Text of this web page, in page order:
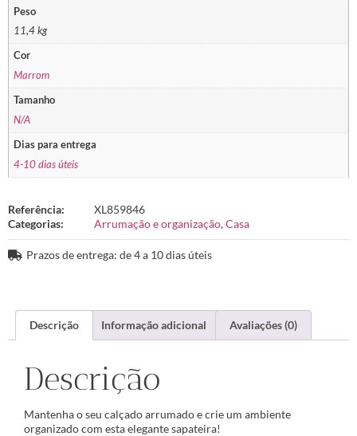
Peso
11,4 kg
Cor
Marrom
Tamanho
N/A
Dias para entrega
4-10 dias úteis
Referência:
XL859846
Categorias:
Arrumação e organização,Casa
Prazos de entrega: de 4 a 10 dias úteis
Descrição Informação adicional Avaliações (0)
Descrição
Mantenha o seu calçado arrumado e crie um ambiente
organizado com esta elegante sapateira!